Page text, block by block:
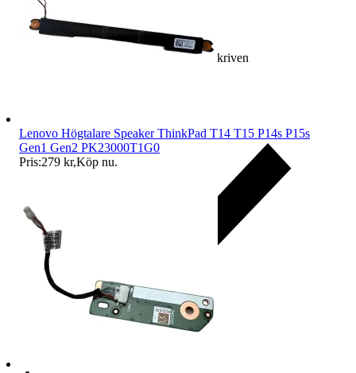
Ersättning om varan inte är som beskriven
Lenovo Högtalare Speaker ThinkPad T14 T15 P14s P15s
Gen1 Gen2 PK23000T1G0
Pris:279 kr,Köp nu.